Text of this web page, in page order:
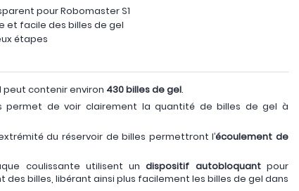
pour Robomaster S1
et facile des billes de gel
étapes
peut contenir environ 430 billes de gel.
permet de voir clairement la quantité de billes de gel à
du réservoir de billes permettront l’écoulement de
coulissante utilisent undispositif autobloquantpour
billes, libérant ainsi plus facilement les billes de gel dans